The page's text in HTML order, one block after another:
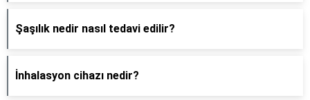
Şaşılık nedir nasıl tedavi edilir?
İnhalasyon cihazı nedir?